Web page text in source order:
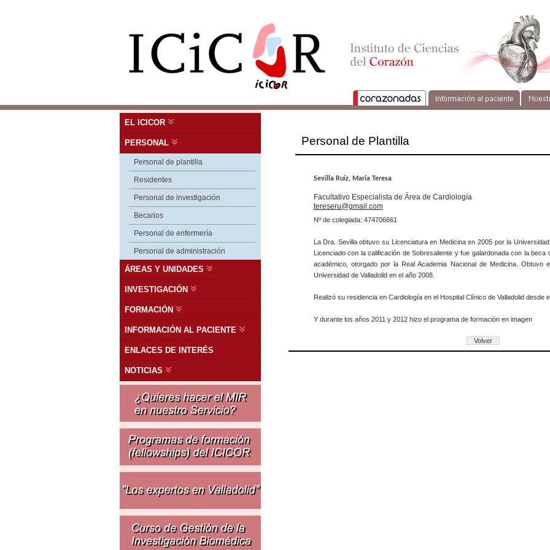
EL ICICOR
PERSONAL
Personal de plantilla
Residentes
Personal de investigación
Becarios
Personal de enfermería
Personal de administración
ÁREAS Y UNIDADES
INVESTIGACIÓN
FORMACIÓN
INFORMACIÓN AL PACIENTE
ENLACES DE INTERÉS
NOTICIAS
Personal de Plantilla
Sevilla Ruíz, María Teresa
Facultativo Especialista de Área de Cardiología
tereseru@gmail.com
Nº de colegiada: 474706661
La Dra. Sevilla obtuvo su Licenciatura en Medicina en 2005 por la
Licenciado con la calificación de Sobresaliente y fue galardonada con la beca
académico, otorgado por la Real Academia Nacional de Medicina. Obtuvo
Universidad de Valladolid en el año 2008.
Realizó su residencia en Cardiología en el Hospital Clínico de Valladolid desde
Y durante los años 2011 y 2012 hizo el programa de formación en imagen
Volver